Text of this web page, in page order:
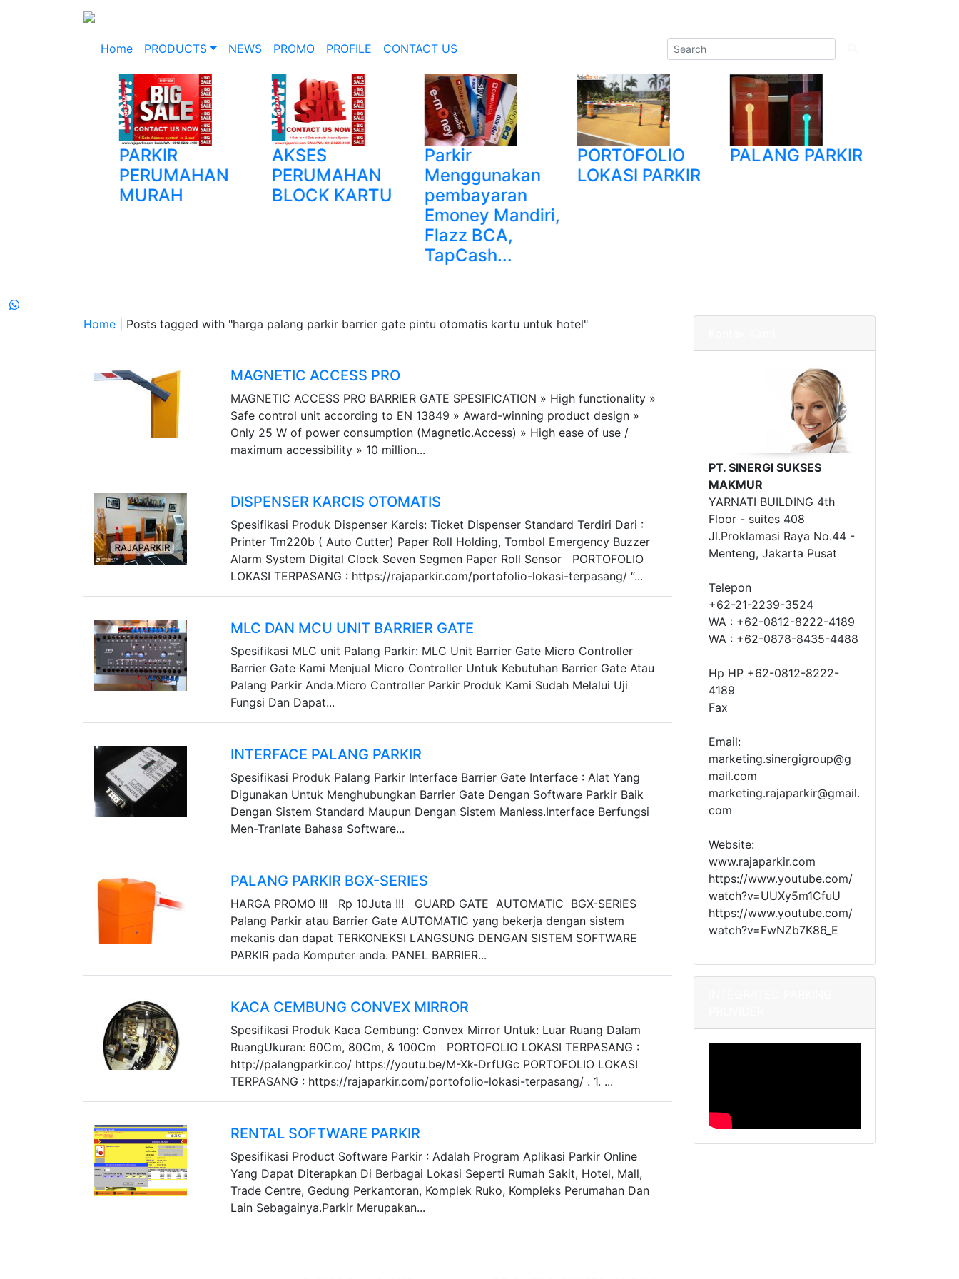
Home PRODUCTS NEWS PROMO PROFILE CONTACT US
PARKIR
PERUMAHAN
MURAH
AKSES
PERUMAHAN
BLOCK KARTU
Parkir
Menggunakan
pembayaran
Emoney Mandiri,
Flazz BCA,
TapCash...
PORTOFOLIO
LOKASI PARKIR
PALANG PARKIR
Home | Posts tagged with "harga palang parkir barrier gate pintu otomatis kartu untuk hotel"
MAGNETIC ACCESS PRO
MAGNETIC ACCESS PRO BARRIER GATE SPESIFICATION » High functionality »
Safe control unit according to EN 13849 » Award-winning product design »
Only 25 W of power consumption (Magnetic.Access) » High ease of use /
maximum accessibility » 10 million...
DISPENSER KARCIS OTOMATIS
Spesifikasi Produk Dispenser Karcis: Ticket Dispenser Standard Terdiri Dari :
Printer Tm220b ( Auto Cutter) Paper Roll Holding, Tombol Emergency Buzzer
Alarm System Digital Clock Seven Segmen Paper Roll Sensor PORTOFOLIO
LOKASI TERPASANG : https://rajaparkir.com/portofolio-lokasi-terpasang/ “...
MLC DAN MCU UNIT BARRIER GATE
Spesifikasi MLC unit Palang Parkir: MLC Unit Barrier Gate Micro Controller
Barrier Gate Kami Menjual Micro Controller Untuk Kebutuhan Barrier Gate Atau
Palang Parkir Anda.Micro Controller Parkir Produk Kami Sudah Melalui Uji
Fungsi Dan Dapat...
INTERFACE PALANG PARKIR
Spesifikasi Produk Palang Parkir Interface Barrier Gate Interface : Alat Yang
Digunakan Untuk Menghubungkan Barrier Gate Dengan Software Parkir Baik
Dengan Sistem Standard Maupun Dengan Sistem Manless.Interface Berfungsi
Men-Tranlate Bahasa Software...
PALANG PARKIR BGX-SERIES
HARGA PROMO !!! Rp 10Juta !!! GUARD GATE AUTOMATIC BGX-SERIES
Palang Parkir atau Barrier Gate AUTOMATIC yang bekerja dengan sistem
mekanis dan dapat TERKONEKSI LANGSUNG DENGAN SISTEM SOFTWARE
PARKIR pada Komputer anda. PANEL BARRIER...
KACA CEMBUNG CONVEX MIRROR
Spesifikasi Produk Kaca Cembung: Convex Mirror Untuk: Luar Ruang Dalam
RuangUkuran: 60Cm, 80Cm, & 100Cm PORTOFOLIO LOKASI TERPASANG :
http://palangparkir.co/ https://youtu.be/M-Xk-DrfUGc PORTOFOLIO LOKASI
TERPASANG : https://rajaparkir.com/portofolio-lokasi-terpasang/ . 1. ...
RENTAL SOFTWARE PARKIR
Spesifikasi Product Software Parkir : Adalah Program Aplikasi Parkir Online
Yang Dapat Diterapkan Di Berbagai Lokasi Seperti Rumah Sakit, Hotel, Mall,
Trade Centre, Gedung Perkantoran, Komplek Ruko, Kompleks Perumahan Dan
Lain Sebagainya.Parkir Merupakan...
PT. SINERGI SUKSES
MAKMUR
YARNATI BUILDING 4th
Floor - suites 408
Jl.Proklamasi Raya No.44 -
Menteng, Jakarta Pusat
Telepon
+62-21-2239-3524
WA : +62-0812-8222-4189
WA : +62-0878-8435-4488
Hp HP +62-0812-8222-
4189
Fax
Email:
marketing.sinergigroup@g
mail.com
marketing.rajaparkir@gmail.
com
Website:
www.rajaparkir.com
https://www.youtube.com/
watch?v=UUXy5m1CfuU
https://www.youtube.com/
watch?v=FwNZb7K86_E